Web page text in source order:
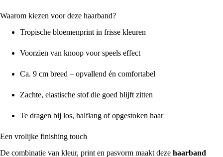
Waarom kiezen voor deze haarband?
Tropische bloemenprint in frisse kleuren
Voorzien van knoop voor speels effect
Ca. 9 cm breed – opvallend én comfortabel
Zachte, elastische stof die goed blijft zitten
Te dragen bij los, halflang of opgestoken haar
Een vrolijke finishing touch
De combinatie van kleur, print en pasvorm maakt deze haarband